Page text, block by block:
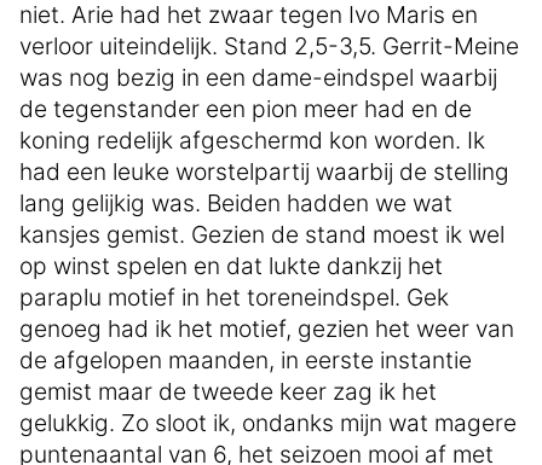
niet. Arie had het zwaar tegen Ivo Maris en
verloor uiteindelijk. Stand 2,5-3,5. Gerrit-Meine
was nog bezig in een dame-eindspel waarbij
de tegenstander een pion meer had en de
koning redelijk afgeschermd kon worden. Ik
had een leuke worstelpartij waarbij de stelling
lang gelijkig was. Beiden hadden we wat
kansjes gemist. Gezien de stand moest ik wel
op winst spelen en dat lukte dankzij het
paraplu motief in het toreneindspel. Gek
genoeg had ik het motief, gezien het weer van
de afgelopen maanden, in eerste instantie
gemist maar de tweede keer zag ik het
gelukkig. Zo sloot ik, ondanks mijn wat magere
puntenaantal van 6, het seizoen mooi af met